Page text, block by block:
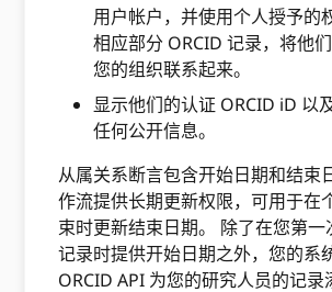
用户帐户，并使用个人授予的
相应部分 ORCID 记录，将他
您的组织联系起来。
显示他们的认证 ORCID iD 以
任何公开信息。
从属关系断言包含开始日期和结束
作流提供长期更新权限，可用于在
束时更新结束日期。 除了在您第一
记录时提供开始日期之外，您的系
ORCID API 为您的研究人员的记录